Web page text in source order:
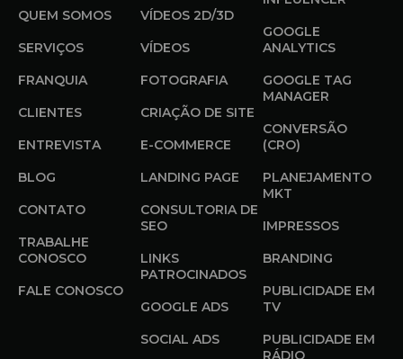
QUEM SOMOS
SERVIÇOS
FRANQUIA
CLIENTES
ENTREVISTA
BLOG
CONTATO
TRABALHE
CONOSCO
FALE CONOSCO
VÍDEOS 2D/3D
VÍDEOS
FOTOGRAFIA
CRIAÇÃO DE SITE
E-COMMERCE
LANDING PAGE
CONSULTORIA DE
SEO
LINKS
PATROCINADOS
GOOGLE ADS
SOCIAL ADS
GOOGLE
ANALYTICS
GOOGLE TAG
MANAGER
CONVERSÃO
(CRO)
PLANEJAMENTO
MKT
IMPRESSOS
BRANDING
PUBLICIDADE EM
TV
PUBLICIDADE EM
RÁDIO